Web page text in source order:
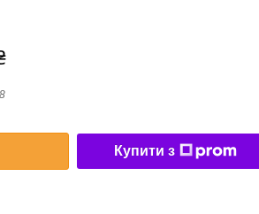
Купити з